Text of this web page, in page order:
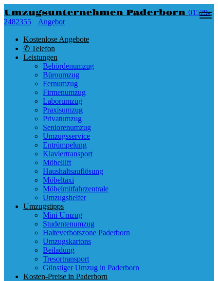
Umzugsunternehmen Paderborn 01579-
2482355
Angebot
Kostenlose Angebote
✆ Telefon
Leistungen
Behördenumzug
Büroumzug
Fernumzug
Firmenumzug
Laborumzug
Praxisumzug
Privatumzug
Seniorenumzug
Umzugsservice
Entrümpelung
Klaviertransport
Möbellift
Haushaltsauflösung
Möbeltaxi
Möbelmitfahrzentrale
Umzugshelfer
Umzugstipps
Mini Umzug
Studentenumzug
Halteverbotszone Paderborn
Umzugskartons
Beiladung
Tresortransport
Günstiger Umzug in Paderborn
Kosten-Preise in Paderborn